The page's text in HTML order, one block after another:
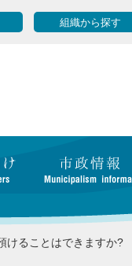
組織から探す
けることはできますか?